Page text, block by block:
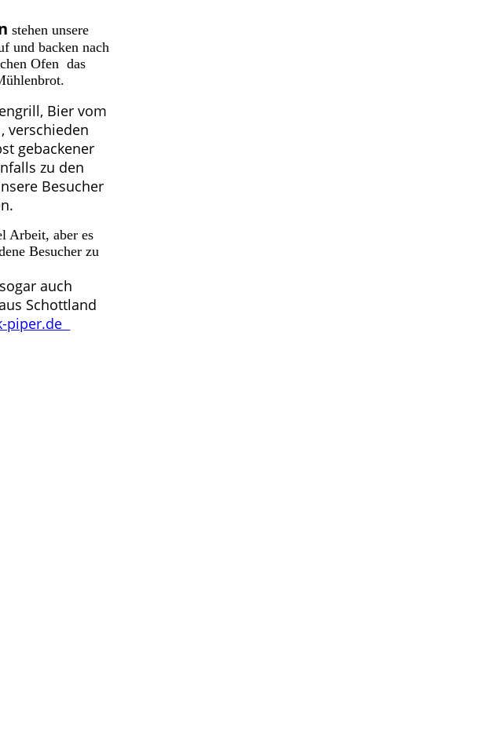
stehen unsere
und backen nach
Ofen das
Bier vom
verschieden
gebackener
zu den
Besucher
Arbeit, aber es
Besucher zu
auch
Schottland
piper.de